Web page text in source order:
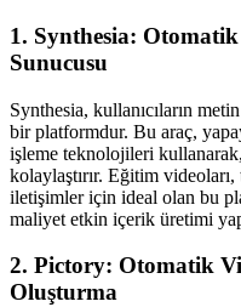
1. Synthesia:
Sunucusu
Synthesia, kullanıcıların
bir platformdur. Bu araç,
işleme teknolojileri
kolaylaştırır. Eğitim
iletişimler için ideal olan bu
maliyet etkin içerik üretimi
2. Pictory: Otomatik
Oluşturma